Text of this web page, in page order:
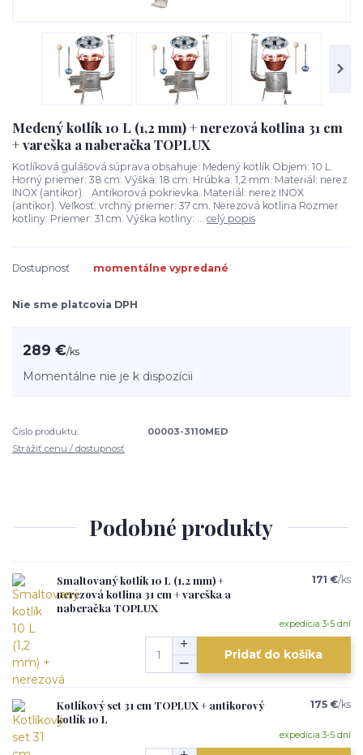
Medený kotlík 10 L (1,2 mm) + nerezová kotlina 31 cm
+ vareška a naberačka TOPLUX
Kotlíková gulášová súprava obsahuje: Medený kotlík Objem: 10 L.
Horný priemer: 38 cm. Výška: 18 cm. Hrúbka: 1,2 mm. Materiál: nerez
INOX (antikor). Antikorová pokrievka. Materiál: nerez INOX
(antikor). Veľkosť: vrchný priemer: 37 cm. Nerezová kotlina Rozmer
kotliny: Priemer: 31 cm. Výška kotliny: ... celý popis
Dostupnosť momentálne vypredané
Nie sme platcovia DPH
289 €/ks
Momentálne nie je k dispozícii
Číslo produktu:
00003-3110MED
Strážiť cenu / dostupnosť
Podobné produkty
Smaltovaný kotlík 10 L (1,2 mm) +
nerezová kotlina 31 cm + vareška a
naberačka TOPLUX
171 €/ks
expedícia 3-5 dní
Pridať do košíka
Kotlíkový set 31 cm TOPLUX + antikorový
kotlík 10 L
175 €/ks
expedícia 3-5 dní